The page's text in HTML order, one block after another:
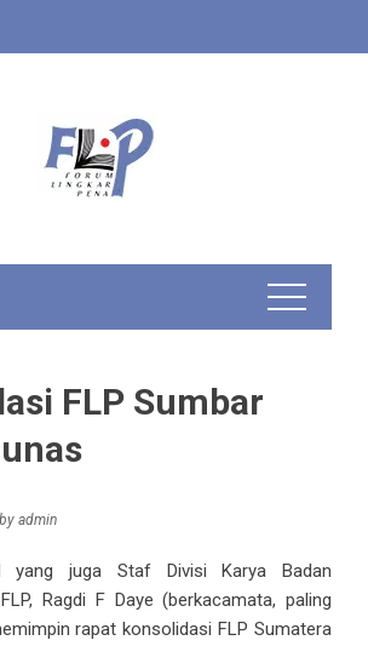
FLP Sumbar
by admin
yang juga Staf Divisi Karya Badan
Ragdi F Daye (berkacamata, paling
rapat konsolidasi FLP Sumatera